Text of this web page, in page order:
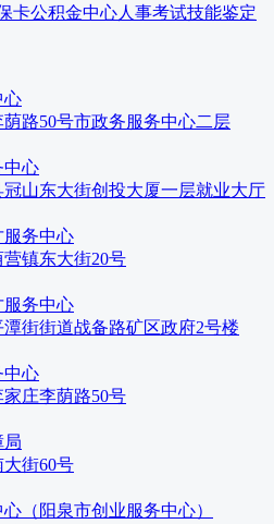
卡公积金中心人事考试技能鉴定
心
路50号市政务服务中心二层
中心
山东大街创投大厦一层就业大厅
服务中心
镇东大街20号
服务中心
街街道战备路矿区政府2号楼
中心
庄李荫路50号
局
街60号
（阳泉市创业服务中心）